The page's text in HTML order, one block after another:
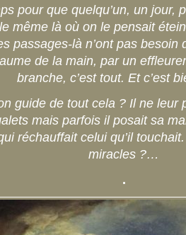
pour que quelqu’un, un jour,
même là où on le pensait
passages-là n’ont pas besoin
de la main, par un
branche, c’est tout. Et c’est
guide de tout cela ? Il ne leur
mais parfois il posait sa
réchauffait celui qu’il
miracles ?…
.